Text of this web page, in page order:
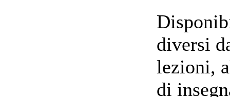
diversi
lezioni,
di